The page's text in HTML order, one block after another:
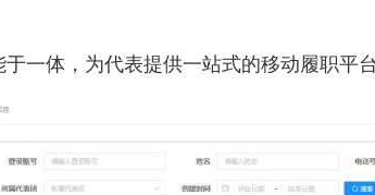
一体，为代表提供一站式的移动履职平